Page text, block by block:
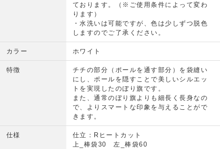
ております。（※ご使用条件によって変わ
ります）
・水洗いは可能ですが、色は少しずつ脱色
しますのでご了承ください。
カラー ホワイト
特徴
チチの部分（ポールを通す部分）を袋縫い
にし、ポールを隠すことで美しいシルエッ
トを実現したのぼり旗です。
また、通常のぼり旗よりも細長く長身なの
で、よりスマートな印象を与えることがで
きます。
仕様
仕立：Rヒートカット
上_棒袋30 左_棒袋60